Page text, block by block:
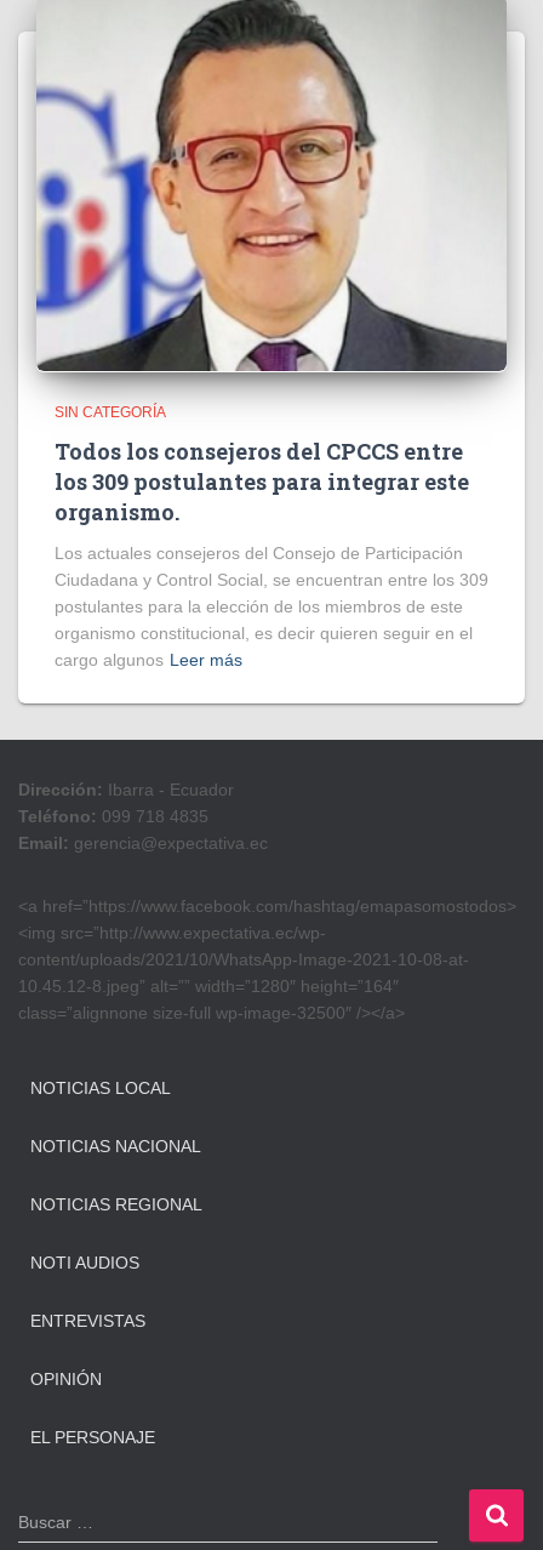
SIN CATEGORÍA
Todos los consejeros del CPCCS entre
los 309 postulantes para integrar este
organismo.
Los actuales consejeros del Consejo de Participación
Ciudadana y Control Social, se encuentran entre los 309
postulantes para la elección de los miembros de este
organismo constitucional, es decir quieren seguir en el
cargo algunos Leer más
Dirección: Ibarra - Ecuador
Teléfono: 099 718 4835
Email: gerencia@expectativa.ec
<a href=”https://www.facebook.com/hashtag/emapasomostodos>
<img src=”http://www.expectativa.ec/wp-
content/uploads/2021/10/WhatsApp-Image-2021-10-08-at-
10.45.12-8.jpeg” alt=”” width=”1280″ height=”164″
class=”alignnone size-full wp-image-32500″ /></a>
NOTICIAS LOCAL
NOTICIAS NACIONAL
NOTICIAS REGIONAL
NOTI AUDIOS
ENTREVISTAS
OPINIÓN
EL PERSONAJE
B
u
Buscar …